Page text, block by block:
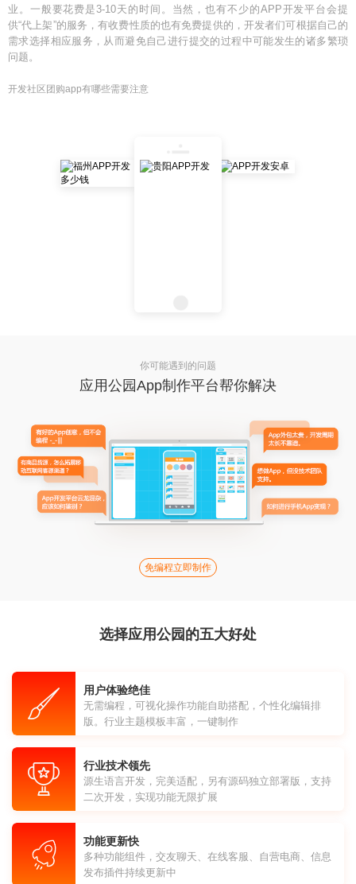
业。一般要花费是3-10天的时间。当然，也有不少的APP开发平台会提
供“代上架”的服务，有收费性质的也有免费提供的，开发者们可根据自己的
需求选择相应服务，从而避免自己进行提交的过程中可能发生的诸多繁琐
问题。
开发社区团购app有哪些需要注意
你可能遇到的问题
应用公园App制作平台帮你解决
免编程立即制作
选择应用公园的五大好处
用户体验绝佳
无需编程，可视化操作功能自助搭配，个性化编辑排
版。行业主题模板丰富，一键制作
行业技术领先
源生语言开发，完美适配，另有源码独立部署版，支持
二次开发，实现功能无限扩展
功能更新快
多种功能组件，交友聊天、在线客服、自营电商、信息
发布插件持续更新中